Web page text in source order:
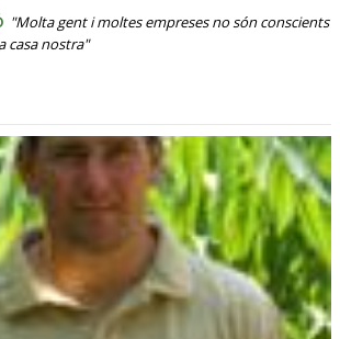
"Molta gent i moltes empreses no són conscients
casa nostra"